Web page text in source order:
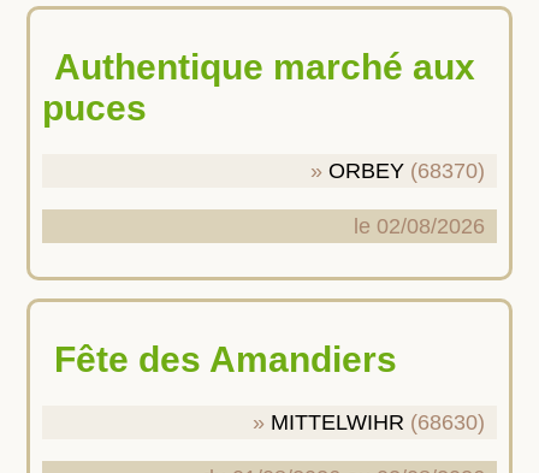
Authentique marché aux
puces
ORBEY (68370)
le 02/08/2026
Fête des Amandiers
MITTELWIHR (68630)